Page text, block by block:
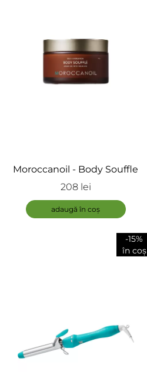
Moroccanoil - Body Souffle
208 lei
adaugă în coș
-15%
în coș